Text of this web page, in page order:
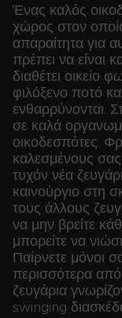
Ένας καλός
χώρος στον οποίο
απαραίτητα για
πρέπει να είναι
διαθέτει οικείο
φιλόξενο ποτό
ενθαρρύνονται.
σε καλά
οικοδεσπότες.
καλεσμένους
τυχόν νέα
καινούργιο στη
τους άλλους
να μην βρείτε
μπορείτε να
Παίρνετε μόνοι
περισσότερα
ζευγάρια
swinging